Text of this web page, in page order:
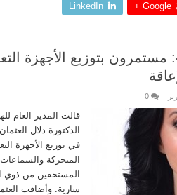
Google +
LinkedIn
مستمرون بتوزيع الأجهزة
0
قالت المدير العام
الدكتورة دلال
في توزيع الأجهزة
المتحركة
المستحقين من ذوي
سارية. وأضافت